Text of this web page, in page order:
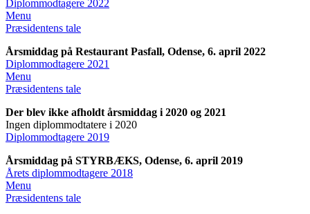
Diplommodtagere 2022
Menu
Præsidentens tale
Årsmiddag på Restaurant Pasfall, Odense, 6. april 2022
Diplommodtagere 2021
Menu
Præsidentens tale
Der blev ikke afholdt årsmiddag i 2020 og 2021
Ingen diplommodtatere i 2020
Diplommodtagere 2019
Årsmiddag på STYRBÆKS, Odense, 6. april 2019
Årets diplommodtagere 2018
Menu
Præsidentens tale